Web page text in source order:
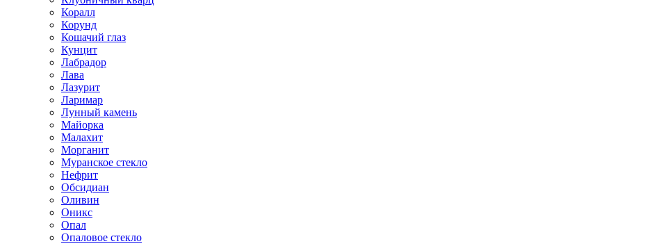
Коралл
Корунд
Кошачий глаз
Кунцит
Лабрадор
Лава
Лазурит
Ларимар
Лунный камень
Майорка
Малахит
Морганит
Муранское стекло
Нефрит
Обсидиан
Оливин
Оникс
Опал
Опаловое стекло